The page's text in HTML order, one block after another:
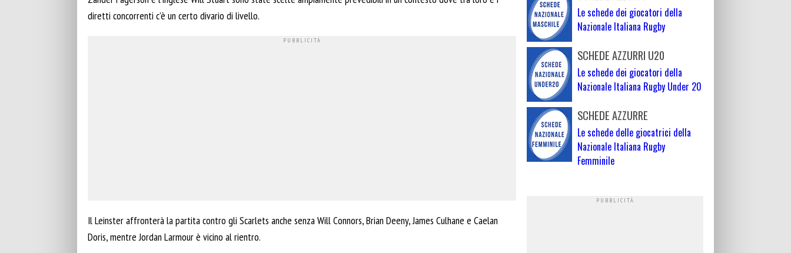
diretti concorrenti c’è un certo divario di livello.
Il Leinster affronterà la partita contro gli Scarlets anche senza Will Connors, Brian Deeny, James Culhane e Caelan
Doris, mentre Jordan Larmour è vicino al rientro.
Le schede dei giocatori della
Nazionale Italiana Rugby
SCHEDE AZZURRI U20
Le schede dei giocatori della
Nazionale Italiana Rugby Under 20
SCHEDE AZZURRE
Le schede delle giocatrici della
Nazionale Italiana Rugby
Femminile